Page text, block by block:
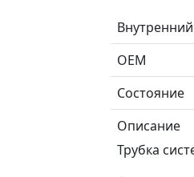
ОЕМ
Состояние
Описание
Трубка